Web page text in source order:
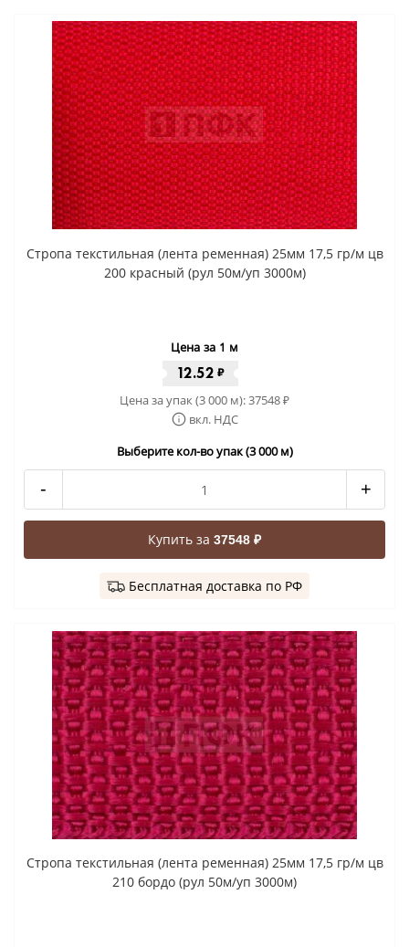
Стропа текстильная (лента ременная) 25мм 17,5 гр/м цв
200 красный (рул 50м/уп 3000м)
Цена за 1 м
12.52 ₽
Цена за упак (3 000 м):37548₽
вкл. НДС
Выберите кол-во упак (3 000 м)
- +
Купить за 37548 ₽
Бесплатная доставка по РФ
Стропа текстильная (лента ременная) 25мм 17,5 гр/м цв
210 бордо (рул 50м/уп 3000м)